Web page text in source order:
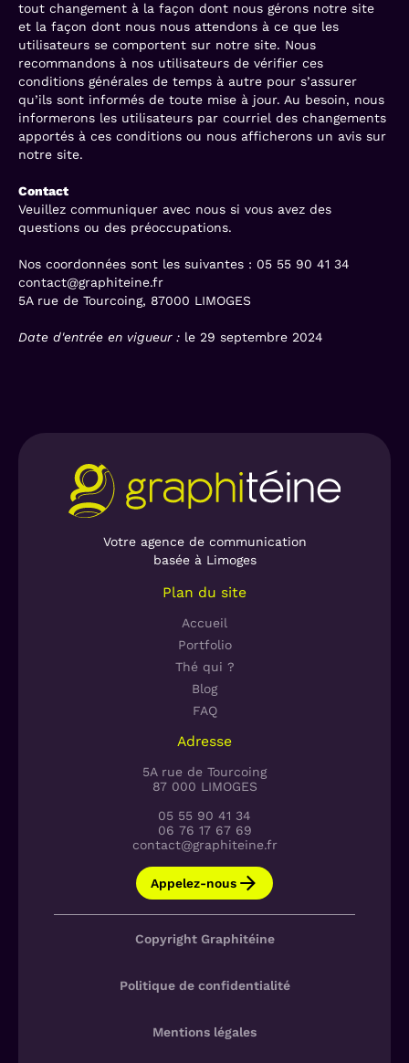
tout changement à la façon dont nous gérons notre site
et la façon dont nous nous attendons à ce que les
utilisateurs se comportent sur notre site. Nous
recommandons à nos utilisateurs de vérifier ces
conditions générales de temps à autre pour s’assurer
qu’ils sont informés de toute mise à jour. Au besoin, nous
informerons les utilisateurs par courriel des changements
apportés à ces conditions ou nous afficherons un avis sur
notre site.
Contact
Veuillez communiquer avec nous si vous avez des
questions ou des préoccupations.
Nos coordonnées sont les suivantes : 05 55 90 41 34
contact@graphiteine.fr
5A rue de Tourcoing, 87000 LIMOGES
Date d'entrée en vigueur : le 29 septembre 2024
Votre agence de communication
basée à Limoges
Plan du site
Accueil
Portfolio
Thé qui ?
Blog
FAQ
Adresse
5A rue de Tourcoing
87 000 LIMOGES
05 55 90 41 34
06 76 17 67 69
contact@graphiteine.fr
Appelez-nous
Copyright Graphitéine
Politique de confidentialité
Mentions légales